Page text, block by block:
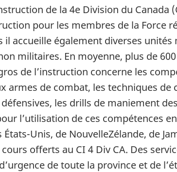
de la 4e Division du Canada
pour les membres de la Force
il accueille également diverses unités
militaires. En moyenne, plus de
de l’instruction concerne les
armes de combat, les techniques de
les drills de maniement
l’utilisation de ces compétences
Unis, de NouvelleZélande, de
offerts au CI 4 Div CA. Des
de toute la province et de